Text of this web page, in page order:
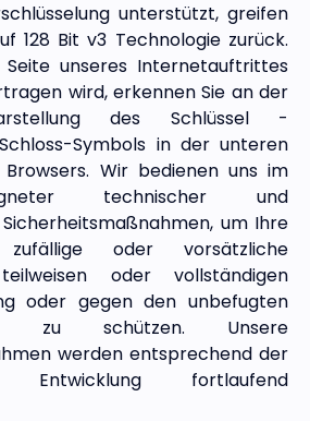
unterstützt, greifen
128 Bit v3 Technologie zurück.
unseres Internetauftrittes
wird, erkennen Sie an der
des Schlüssel -
Symbols in der unteren
Wir bedienen uns im
technischer und
um Ihre
oder vorsätzliche
oder vollständigen
oder gegen den unbefugten
zu schützen. Unsere
werden entsprechend der
Entwicklung fortlaufend